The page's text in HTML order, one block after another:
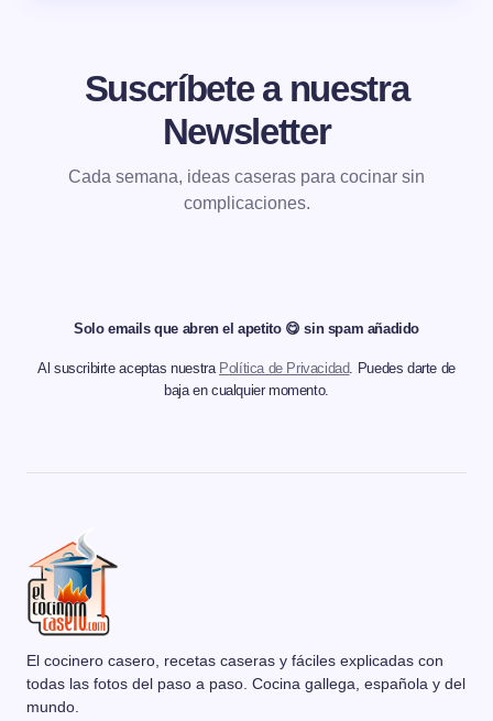
Suscríbete a nuestra
Newsletter
Cada semana, ideas caseras para cocinar sin
complicaciones.
Solo emails que abren el apetito 😋 sin spam añadido
Al suscribirte aceptas nuestra Política de Privacidad. Puedes darte de
baja en cualquier momento.
El cocinero casero, recetas caseras y fáciles explicadas con
todas las fotos del paso a paso. Cocina gallega, española y del
mundo.